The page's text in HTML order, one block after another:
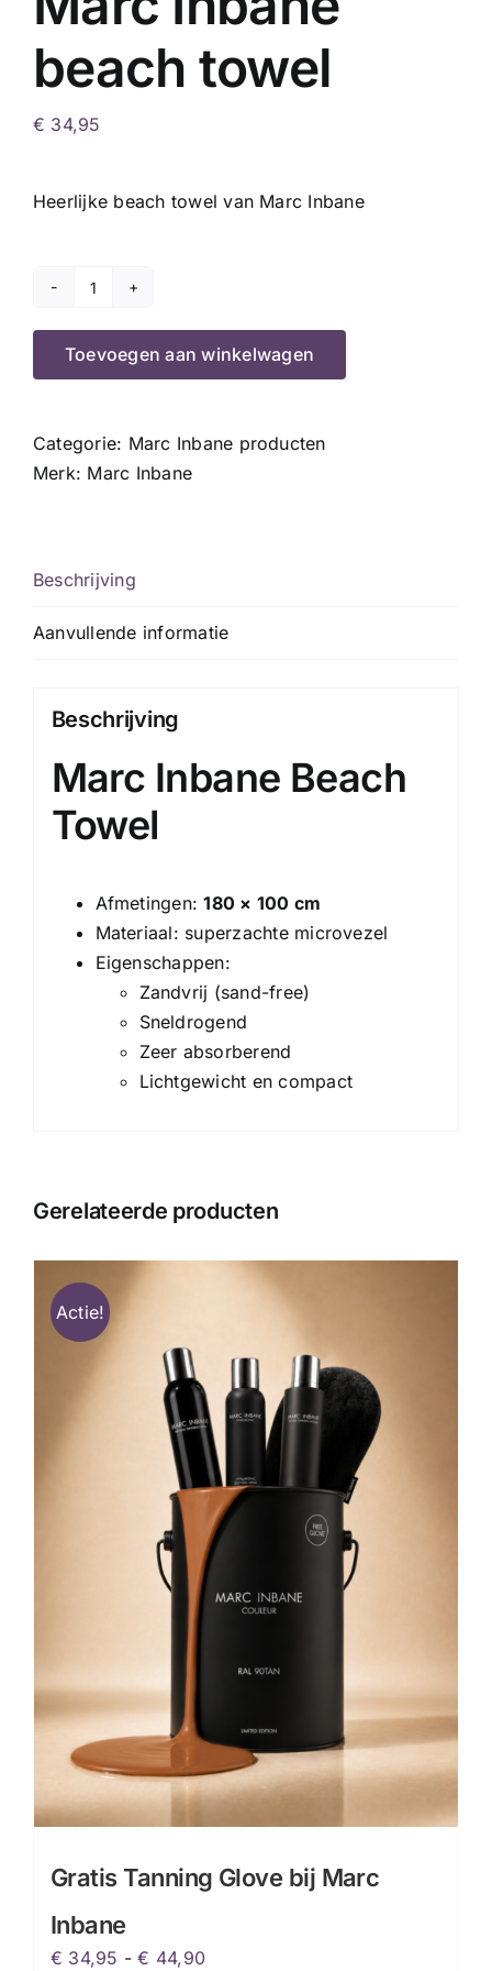
beach towel
€ 34,95
Heerlijke beach towel van Marc Inbane
Marc
Inbane
beach
Toevoegen aan winkelwagen
Categorie: Marc Inbane producten
Merk: Marc Inbane
Beschrijving
Aanvullende informatie
Beschrijving
Marc Inbane Beach
Towel
Afmetingen:180 × 100 cm
Materiaal: superzachte microvezel
Eigenschappen:
Zandvrij (sand-free)
Sneldrogend
Zeer absorberend
Lichtgewicht en compact
Gerelateerde producten
Actie!
Gratis Tanning Glove bij Marc
Inbane
€ 34,95 - € 44,90